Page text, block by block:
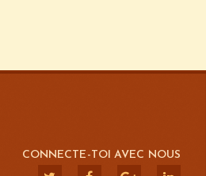
CONNECTE-TOI AVEC NOUS